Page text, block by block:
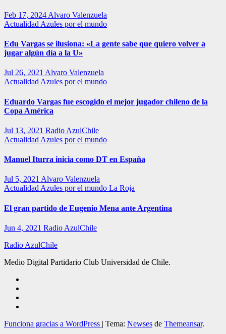
Feb 17, 2024 Alvaro Valenzuela
Actualidad Azules por el mundo
Edu Vargas se ilusiona: «La gente sabe que quiero volver a
jugar algún día a la U»
Jul 26, 2021 Alvaro Valenzuela
Actualidad Azules por el mundo
Eduardo Vargas fue escogido el mejor jugador chileno de la
Copa América
Jul 13, 2021 Radio AzulChile
Actualidad Azules por el mundo
Manuel Iturra inicia como DT en España
Jul 5, 2021 Alvaro Valenzuela
Actualidad Azules por el mundo La Roja
El gran partido de Eugenio Mena ante Argentina
Jun 4, 2021 Radio AzulChile
Radio AzulChile
Medio Digital Partidario Club Universidad de Chile.
Funciona gracias a WordPress | Tema: Newses de Themeansar.